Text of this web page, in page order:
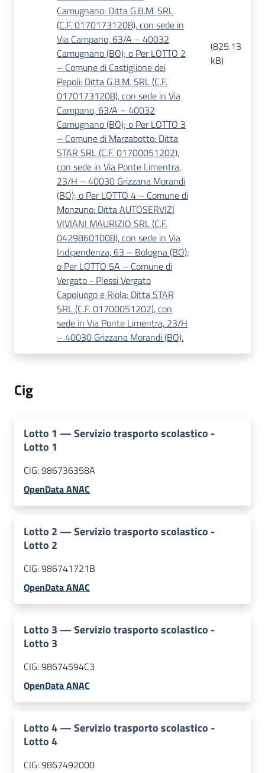
Camugnano: Ditta G.B.M. SRL
(C.F. 01701731208), con sede in
Via Campano, 63/A – 40032
Camugnano (BO); o Per LOTTO 2
– Comune di Castiglione dei
Pepoli: Ditta G.B.M. SRL (C.F.
01701731208), con sede in Via
Campano, 63/A – 40032
Camugnano (BO); o Per LOTTO 3
– Comune di Marzabotto: Ditta
STAR SRL (C.F. 01700051202),
con sede in Via Ponte Limentra,
23/H – 40030 Grizzana Morandi
(BO); o Per LOTTO 4 – Comune di
Monzuno: Ditta AUTOSERVIZI
VIVIANI MAURIZIO SRL (C.F.
04298601008), con sede in Via
Indipendenza, 63 – Bologna (BO);
o Per LOTTO 5A – Comune di
Vergato - Plessi Vergato
Capoluogo e Riola: Ditta STAR
SRL (C.F. 01700051202), con
sede in Via Ponte Limentra, 23/H
– 40030 Grizzana Morandi (BO).
(825.13
kB)
Cig
Lotto 1 —Servizio trasporto scolastico -
Lotto 1
CIG:986736358A
OpenData ANAC
Lotto 2 —Servizio trasporto scolastico -
Lotto 2
CIG:986741721B
OpenData ANAC
Lotto 3 —Servizio trasporto scolastico -
Lotto 3
CIG:98674594C3
OpenData ANAC
Lotto4—Servizio trasporto scolastico -
Lotto 4
CIG:9867492000